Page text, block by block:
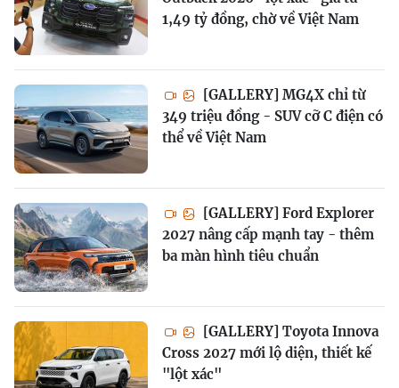
1,49 tỷ đồng, chờ về Việt Nam
[GALLERY] MG4X chỉ từ
349 triệu đồng - SUV cỡ C điện có
thể về Việt Nam
[GALLERY] Ford Explorer
2027 nâng cấp mạnh tay - thêm
ba màn hình tiêu chuẩn
[GALLERY] Toyota Innova
Cross 2027 mới lộ diện, thiết kế
"lột xác"